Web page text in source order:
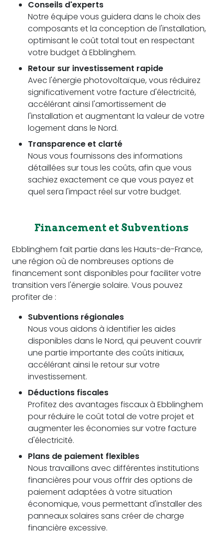
Conseils d'experts
Notre équipe vous guidera dans le choix des
composants et la conception de l'installation,
optimisant le coût total tout en respectant
votre budget à Ebblinghem.
Retour sur investissement rapide
Avec l'énergie photovoltaïque, vous réduirez
significativement votre facture d'électricité,
accélérant ainsi l'amortissement de
l'installation et augmentant la valeur de votre
logement dans le Nord.
Transparence et clarté
Nous vous fournissons des informations
détaillées sur tous les coûts, afin que vous
sachiez exactement ce que vous payez et
quel sera l'impact réel sur votre budget.
Financement et Subventions
Ebblinghem fait partie dans les Hauts-de-France,
une région où de nombreuses options de
financement sont disponibles pour faciliter votre
transition vers l'énergie solaire. Vous pouvez
profiter de :
Subventions régionales
Nous vous aidons à identifier les aides
disponibles dans le Nord, qui peuvent couvrir
une partie importante des coûts initiaux,
accélérant ainsi le retour sur votre
investissement.
Déductions fiscales
Profitez des avantages fiscaux à Ebblinghem
pour réduire le coût total de votre projet et
augmenter les économies sur votre facture
d'électricité.
Plans de paiement flexibles
Nous travaillons avec différentes institutions
financières pour vous offrir des options de
paiement adaptées à votre situation
économique, vous permettant d'installer des
panneaux solaires sans créer de charge
financière excessive.